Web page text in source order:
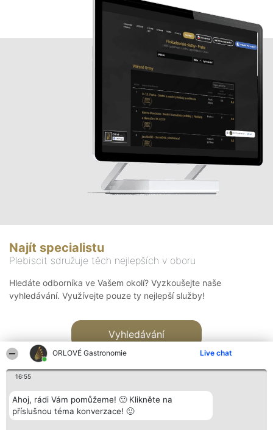
ORLOVÉ Gastronomie Live chat
16:55
Ahoj, rádi Vám pomůžeme! 🙂 Klikněte na
příslušnou téma konverzace! 🙂
Najít specialistu
Plebiscit sdružuje těch nejlepších v oboru
Hledáte odborníka ve Vašem okolí? Vyzkoušejte naše
vyhledávání. Využívejte pouze ty nejlepší služby!
Vyhledávání